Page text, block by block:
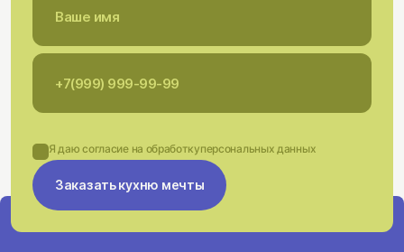
Я даю согласие на обработкуперсональных данных
Заказать кухню мечты